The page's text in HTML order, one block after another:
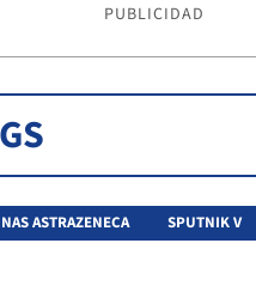
PUBLICIDAD
ASTRAZENECA SPUTNIK V